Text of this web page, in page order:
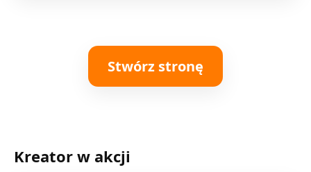
Stwórz stronę
Kreator w akcji